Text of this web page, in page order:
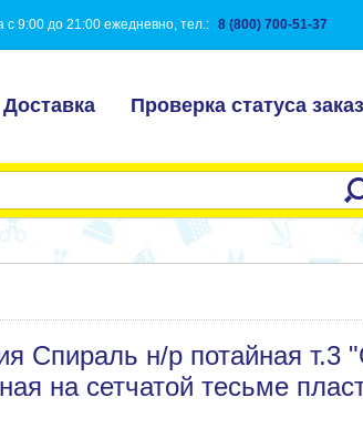
9:00 до 21:00 ежедневно, тел.: 8 (800) 700-51-37
Доставка Проверка статуса
Спираль н/р потайная т.3
на сетчатой тесьме